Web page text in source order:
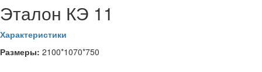
Эталон КЭ 11
Характеристики
Размеры: 2100*1070*750